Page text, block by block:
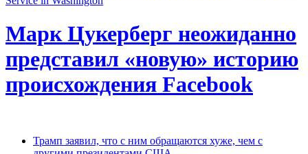
Марк Цукерберг неожиданно
представил «новую» историю
происхождения Facebook
Трамп заявил, что с ним обращаются хуже, чем с